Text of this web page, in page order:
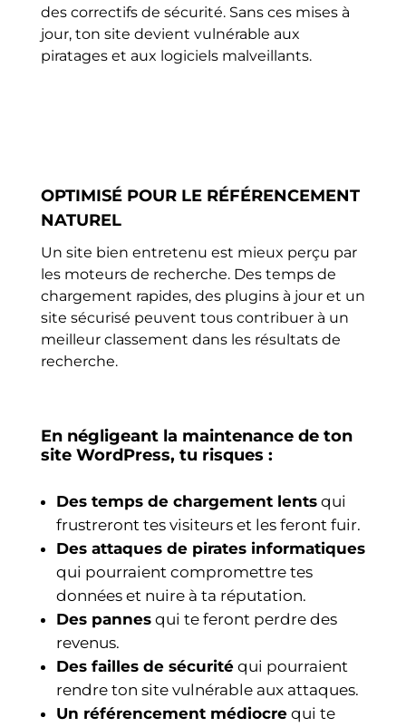
des correctifs de sécurité. Sans ces mises à
jour, ton site devient vulnérable aux
piratages et aux logiciels malveillants.
OPTIMISÉ POUR LE RÉFÉRENCEMENT
NATUREL
Un site bien entretenu est mieux perçu par
les moteurs de recherche. Des temps de
chargement rapides, des plugins à jour et un
site sécurisé peuvent tous contribuer à un
meilleur classement dans les résultats de
recherche.
En négligeant la maintenance de ton
site WordPress, tu risques :
Des temps de chargement lentsqui
frustreront tes visiteurs et les feront fuir.
Des attaques de pirates informatiques
qui pourraient compromettre tes
données et nuire à ta réputation.
Des pannesqui te feront perdre des
revenus.
Des failles de sécuritéqui pourraient
rendre ton site vulnérable aux attaques.
Un référencement médiocrequi te